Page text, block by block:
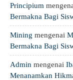
Principium
Bermakna Bagi
Mining mengenai
Bermakna Bagi
Admin mengenai
Menanamkan